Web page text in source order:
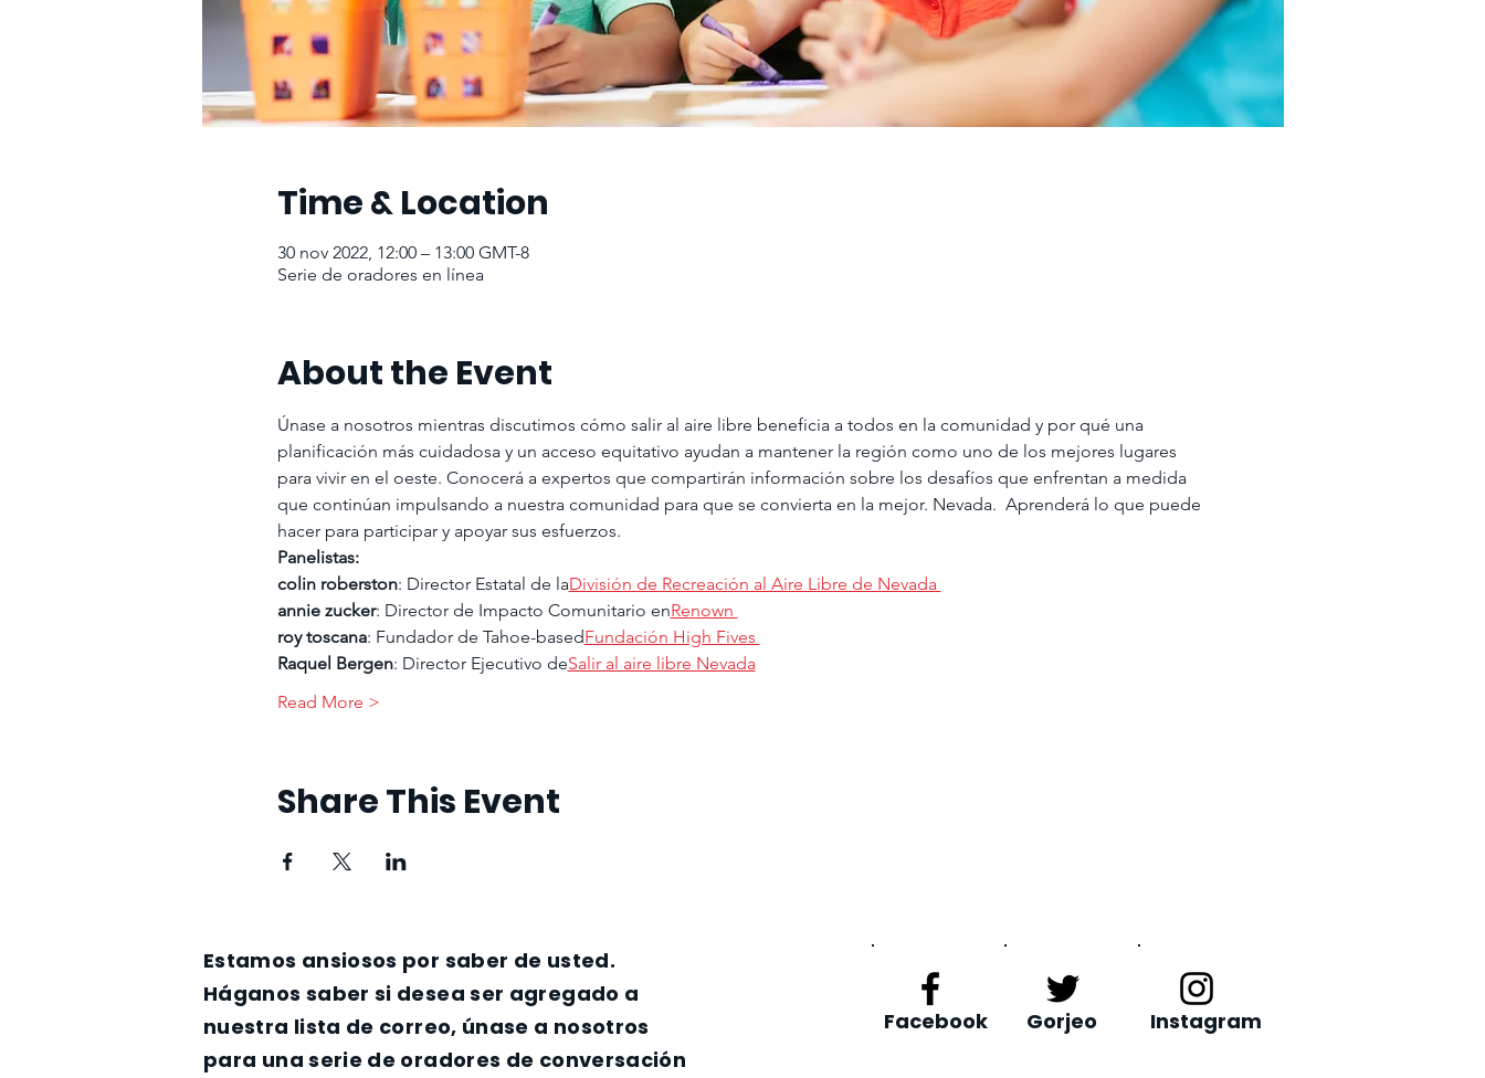
Time & Location
30 nov 2022, 12:00 – 13:00 GMT-8
Serie de oradores en línea
About the Event
Únase a nosotros mientras discutimos cómo salir al aire libre beneficia a todos en la comunidad y por qué una
planificación más cuidadosa y un acceso equitativo ayudan a mantener la región como uno de los mejores lugares
para vivir en el oeste. Conocerá a expertos que compartirán información sobre los desafíos que enfrentan a medida
que continúan impulsando a nuestra comunidad para que se convierta en la mejor. Nevada.  Aprenderá lo que puede
hacer para participar y apoyar sus esfuerzos.
Panelistas:
colin roberston: Director Estatal de laDivisión de Recreación al Aire Libre de Nevada
annie zucker: Director de Impacto Comunitario enRenown
roy toscana: Fundador de Tahoe-basedFundación High Fives
Raquel Bergen: Director Ejecutivo deSalir al aire libre Nevada
Read More >
Share This Event
Estamos ansiosos por saber de usted.
Háganos saber si desea ser agregado a
nuestra lista de correo, únase a nosotros
para una serie de oradores de conversación
Facebook Gorjeo Instagram